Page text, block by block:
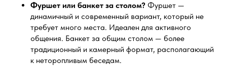
Фуршет или банкет за столом? Фуршет —
динамичный и современный вариант, который не
требует много места. Идеален для активного
общения. Банкет за общим столом — более
традиционный и камерный формат, располагающий
к неторопливым беседам.